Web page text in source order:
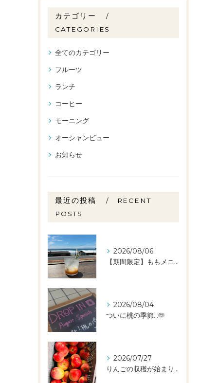
カテゴリー
CATEGORIES
全てのカテゴリー
フルーツ
ランチ
コーヒー
モーニング
オーシャンビュー
お知らせ
最近の投稿
RECENT
POSTS
2026/08/06
【期間限定】ももメニュー🍑スタートしました✨️
2026/08/04
ついに桃の季節…🫶
2026/07/27
りんごの収穫が始まりました🧑‍🌾🍎